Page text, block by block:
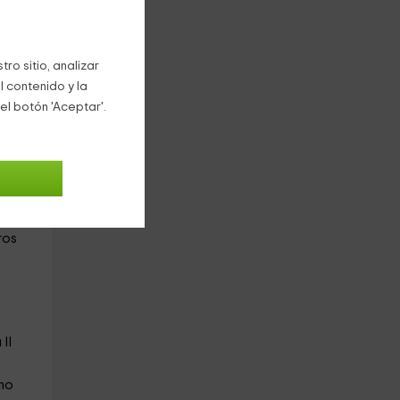
sitio, analizar
contenido y la
botón 'Aceptar'.
de